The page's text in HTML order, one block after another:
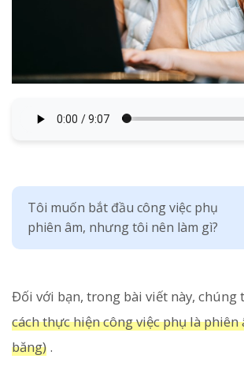
Tôi muốn bắt đầu công việc phụ
phiên âm, nhưng tôi nên làm gì?
Đối với bạn, trong bài viết này, chúng
cách thực hiện công việc phụ là phiên
băng) .